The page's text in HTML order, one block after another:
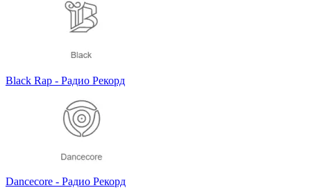
Black Rap - Радио Рекорд
Dancecore - Радио Рекорд